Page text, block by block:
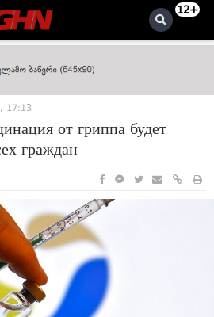
12+
17:13
от гриппа будет
граждан